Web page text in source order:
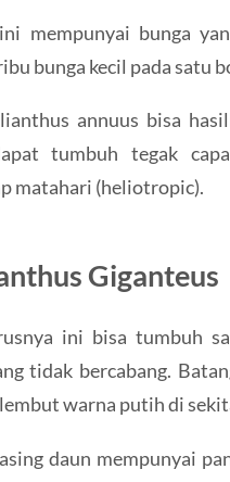
mempunyai bunga
bunga kecil pada satu
annuus bisa
tumbuh tegak
matahari (heliotropic).
Giganteus
ini bisa tumbuh
tidak bercabang.
warna putih di
daun mempunyai